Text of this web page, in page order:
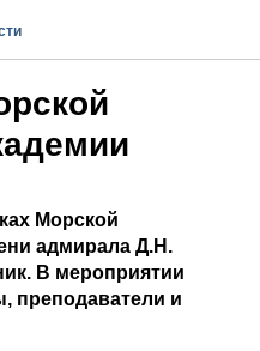
Морской
адмирала Д.Н.
В мероприятии
преподаватели и